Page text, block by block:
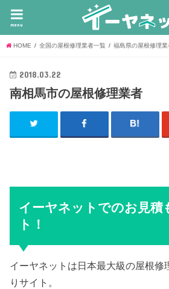
menu
HOME 全国の屋根修理業者一覧 福島県の屋根修理業
2018.03.22
南相馬市の屋根修理業者
イーヤネットでのお見積
ト！
イーヤネットは日本最大級の屋根修
りサイト。